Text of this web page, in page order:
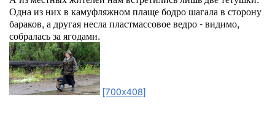
Одна из них в камуфляжном плаще бодро шагала в сторону
бараков, а другая несла пластмассовое ведро - видимо,
собралась за ягодами.
[700x408]